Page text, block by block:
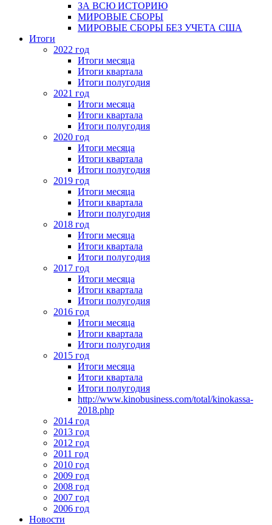
ЗА ВСЮ ИСТОРИЮ
МИРОВЫЕ СБОРЫ
МИРОВЫЕ СБОРЫ БЕЗ УЧЕТА США
Итоги
2022 год
Итоги месяца
Итоги квартала
Итоги полугодия
2021 год
Итоги месяца
Итоги квартала
Итоги полугодия
2020 год
Итоги месяца
Итоги квартала
Итоги полугодия
2019 год
Итоги месяца
Итоги квартала
Итоги полугодия
2018 год
Итоги месяца
Итоги квартала
Итоги полугодия
2017 год
Итоги месяца
Итоги квартала
Итоги полугодия
2016 год
Итоги месяца
Итоги квартала
Итоги полугодия
2015 год
Итоги месяца
Итоги квартала
Итоги полугодия
http://www.kinobusiness.com/total/kinokassa-
2018.php
2014 год
2013 год
2012 год
2011 год
2010 год
2009 год
2008 год
2007 год
2006 год
Новости